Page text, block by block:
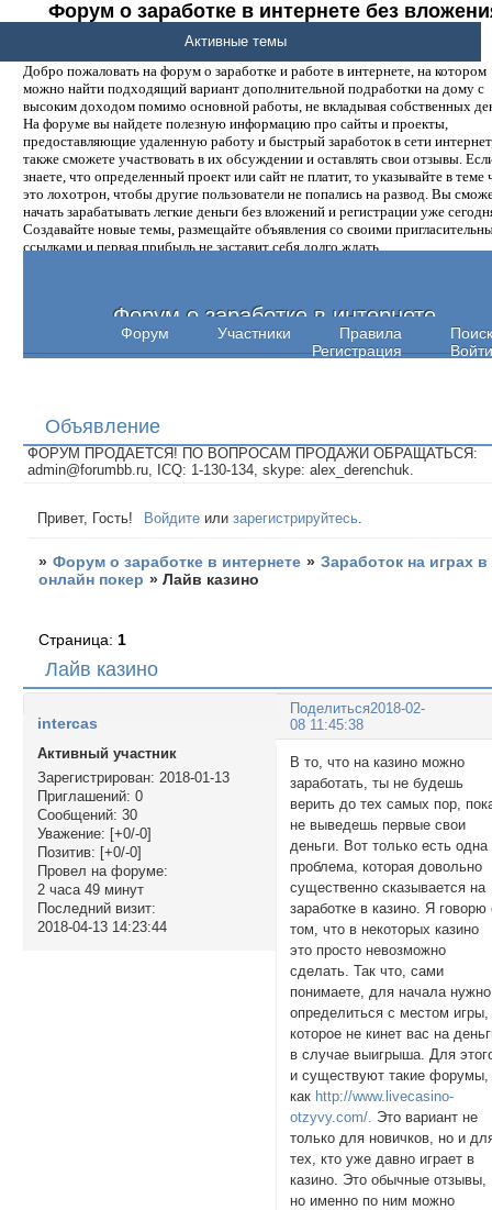
Форум о заработке в интернете без
денег.
Добро пожаловать на форум о заработке и работе в интернете, на котором
можно найти подходящий вариант дополнительной подработки на дому с
высоким доходом помимо основной работы, не вкладывая собственных
На форуме вы найдете полезную информацию про сайты и проекты,
предоставляющие удаленную работу и быстрый заработок в сети
также сможете участвовать в их обсуждении и оставлять свои отзывы.
знаете, что определенный проект или сайт не платит, то указывайте в теме
это лохотрон, чтобы другие пользователи не попались на развод. Вы
начать зарабатывать легкие деньги без вложений и регистрации уже
Создавайте новые темы, размещайте объявления со своими
ссылками и первая прибыль не заставит себя долго ждать.
Форум о заработке в интернете
Форум Участники Правила
Поиск
Регистрация
Войти
Активные темы
Объявление
ФОРУМ ПРОДАЕТСЯ! ПО ВОПРОСАМ ПРОДАЖИ ОБРАЩАТЬСЯ:
admin@forumbb.ru, ICQ: 1-130-134, skype: alex_derenchuk.
Привет, Гость! Войдите илизарегистрируйтесь
» Форум о заработке в интернете » Заработок на играх в
онлайн покер »Лайв казино
Лайв казино
Страница: 1
Поделиться2018-02-
08 11:45:38
intercas
Активный участник
Зарегистрирован: 2018-01-13
Приглашений: 0
Сообщений: 30
Уважение: [+0/-0]
Позитив: [+0/-0]
Провел на форуме:
2 часа 49 минут
Последний визит:
2018-04-13 14:23:44
В то, что на казино можно
заработать, ты не будешь
верить до тех самых пор,
не выведешь первые свои
деньги. Вот только есть одна
проблема, которая довольно
существенно сказывается на
заработке в казино. Я говорю
том, что в некоторых казино
это просто невозможно
сделать. Так что, сами
понимаете, для начала нужно
определиться с местом игры,
которое не кинет вас на
в случае выигрыша. Для
и существуют такие форумы,
как http://www.livecasino-
otzyvy.com/. Это вариант не
только для новичков, но и
тех, кто уже давно играет в
казино. Это обычные отзывы,
но именно по ним можно